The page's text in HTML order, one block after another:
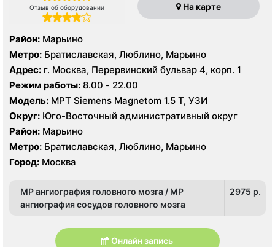
Отзыв об оборудовании На карте
Район: Марьино
Метро: Братиславская, Люблино, Марьино
Адрес: г. Москва, Перервинский бульвар 4, корп. 1
Режим работы: 8.00 - 22.00
Модель: МРТ Siemens Magnetom 1.5 Т, УЗИ
Округ: Юго-Восточный административный округ
Район: Марьино
Метро: Братиславская, Люблино, Марьино
Город: Москва
МР ангиография головного мозга / МР
ангиография сосудов головного мозга
2975 p.
Онлайн запись